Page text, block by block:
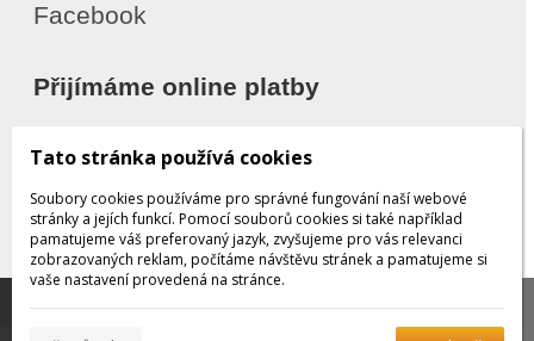
Facebook
Přijímáme online platby
Děkujeme za důvěru
pomáhají poskytovat služby. Používáním našich služeb
Tato stránka používá cookies
Soubory cookies používáme pro správné fungování naší webové
stránky a jejích funkcí. Pomocí souborů cookies si také například
pamatujeme váš preferovaný jazyk, zvyšujeme pro vás relevanci
zobrazovaných reklam, počítáme návštěvu stránek a pamatujeme si
vaše nastavení provedená na stránce.